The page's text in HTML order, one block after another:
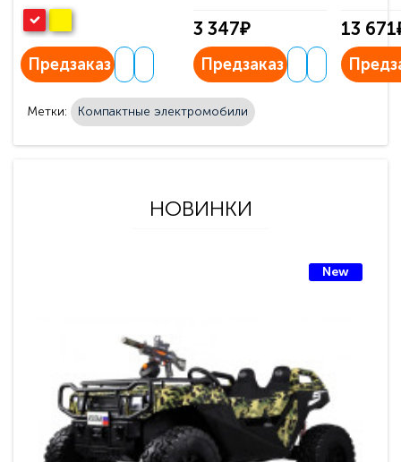
Предзаказ
3 347₽
Предзаказ
13
Метки: Компактные электромобили
НОВИНКИ
New